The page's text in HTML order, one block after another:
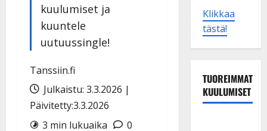
kuulumiset ja
kuuntele
uutuussingle!
Tanssiin.fi
Julkaistu: 3.3.2026 |
Päivitetty:3.3.2026
3 min lukuaika
0
Klikkaa
tästä!
TUOREIMMAT
KUULUMISET